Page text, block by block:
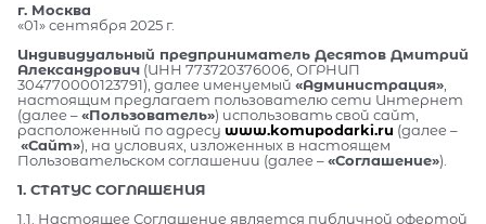
г. Москва
«01» сентября 2025 г.
Индивидуальный предприниматель Десятов Дмитрий
Александрович (ИНН 773720376006, ОГРНИП
304770000123791), далее именуемый «Администрация»,
настоящим предлагает пользователю сети Интернет
(далее –«Пользователь») использовать свой сайт,
расположенный по адресу www.komupodarki.ru (далее –
«Сайт»), на условиях, изложенных в настоящем
Пользовательском соглашении (далее –«Соглашение»).
1. СТАТУС СОГЛАШЕНИЯ
1.1. Настоящее Соглашение является публичной офертой